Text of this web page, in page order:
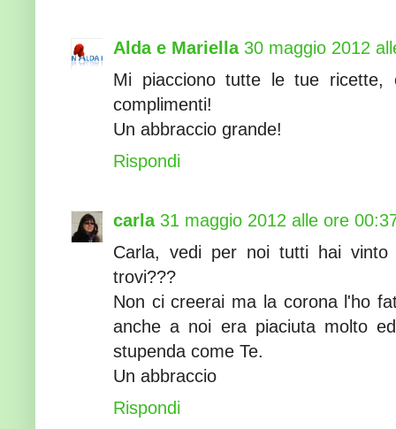
Alda e Mariella 30 maggio 2012
Mi piacciono tutte le tue
complimenti!
Un abbraccio grande!
Rispondi
carla 31 maggio 2012 alle ore
Carla, vedi per noi tutti hai
trovi???
Non ci creerai ma la corona l'ho
anche a noi era piaciuta molto
stupenda come Te.
Un abbraccio
Rispondi